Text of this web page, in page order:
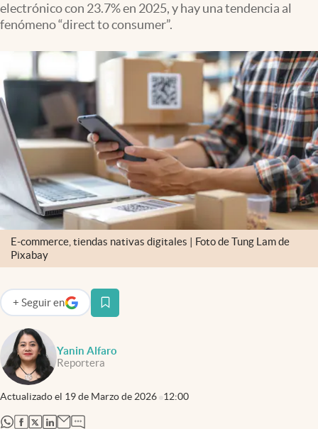
Tv
Mediakit
abre en nueva pestaña
México
electrónico con 23.7% en 2025, y hay una tendencia al
fenómeno “direct to consumer”.
E-commerce, tiendas nativas digitales | Foto de Tung Lam de
Pixabay
Yanin Alfaro
Reportera
Actualizado el 19 de Marzo de 2026 12:00
+ Seguir en
abre en nueva pestaña
abre en nueva pestaña
abre en nueva pestaña
abre en nueva pestaña
abre en nueva pestaña